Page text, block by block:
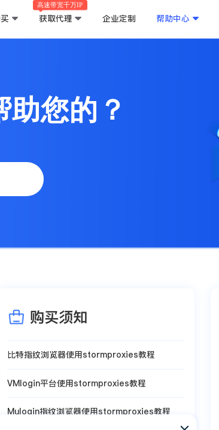
获取代理
高速带宽千万IP
企业定制 帮助中心
您的？
购买须知
比特指纹浏览器使用stormproxies教程
VMlogin平台使用stormproxies教程
Mulogin指纹浏览器使用stormproxies教程